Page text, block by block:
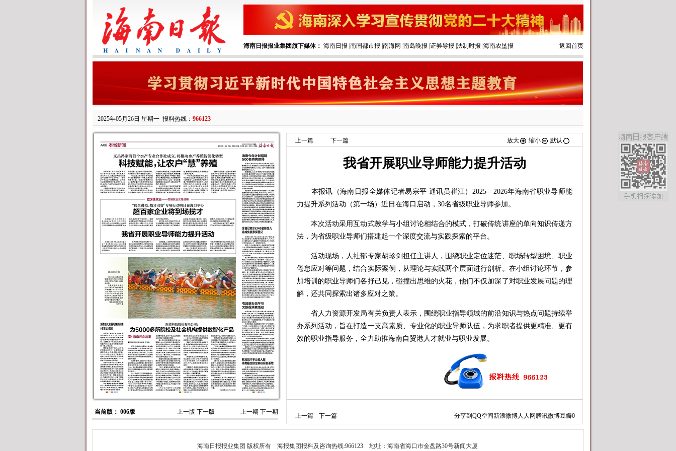
海南日报报业集团旗下媒体： 海南日报 南国都市报 南海网 南岛晚报 证券导报 法制时报 海南农垦报 返回首页
2025年05月26日 星期一 报料热线： 966123
当前版： 006版 上一版 下一版 上一期 下一期
上一篇 下一篇 放大 缩小 默认
我省开展职业导师能力提升活动
本报讯（海南日报全媒体记者易宗平 通讯员崔江）2025—2026年海南省职业导师能
力提升系列活动（第一场）近日在海口启动，30名省级职业导师参加。
本次活动采用互动式教学与小组讨论相结合的模式，打破传统讲座的单向知识传递方
法，为省级职业导师们搭建起一个深度交流与实践探索的平台。
活动现场，人社部专家胡珍剑担任主讲人，围绕职业定位迷茫、职场转型困境、职业
倦怠应对等问题，结合实际案例，从理论与实践两个层面进行剖析。在小组讨论环节，参
加培训的职业导师们各抒己见，碰撞出思维的火花，他们不仅加深了对职业发展问题的理
解，还共同探索出诸多应对之策。
省人力资源开发局有关负责人表示，围绕职业指导领域的前沿知识与热点问题持续举
办系列活动，旨在打造一支高素质、专业化的职业导师队伍，为求职者提供更精准、更有
效的职业指导服务，全力助推海南自贸港人才就业与职业发展。
上一篇 下一篇 分享到 QQ空间新浪微博人人网 腾讯微博豆瓣0